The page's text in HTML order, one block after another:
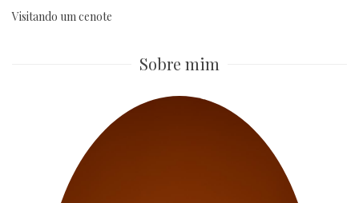
Visitando um cenote
Sobre mim